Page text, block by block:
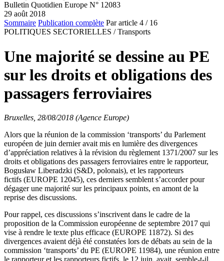
Bulletin Quotidien Europe N° 12083
29 août 2018
Sommaire Publication complète Par article 4 / 16
POLITIQUES SECTORIELLES / Transports
Une majorité se dessine au PE
sur les droits et obligations des
passagers ferroviaires
Bruxelles, 28/08/2018 (Agence Europe)
Alors que la réunion de la commission ‘transports’ du Parlement
européen de juin dernier avait mis en lumière des divergences
d’appréciation relatives à la révision du règlement 1371/2007 sur les
droits et obligations des passagers ferroviaires entre le rapporteur,
Bogusław Liberadzki (S&D, polonais), et les rapporteurs
fictifs (EUROPE 12045), ces derniers semblent s’accorder pour
dégager une majorité sur les principaux points, en amont de la
reprise des discussions.
Pour rappel, ces discussions s’inscrivent dans le cadre de la
proposition de la Commission européenne de septembre 2017 qui
vise à rendre le texte plus efficace (EUROPE 11872). Si des
divergences avaient déjà été constatées lors de débats au sein de la
commission ‘transports’ du PE (EUROPE 11984), une réunion entre
le rapporteur et les rapporteurs fictifs, le 12 juin, avait, semble-t-il,